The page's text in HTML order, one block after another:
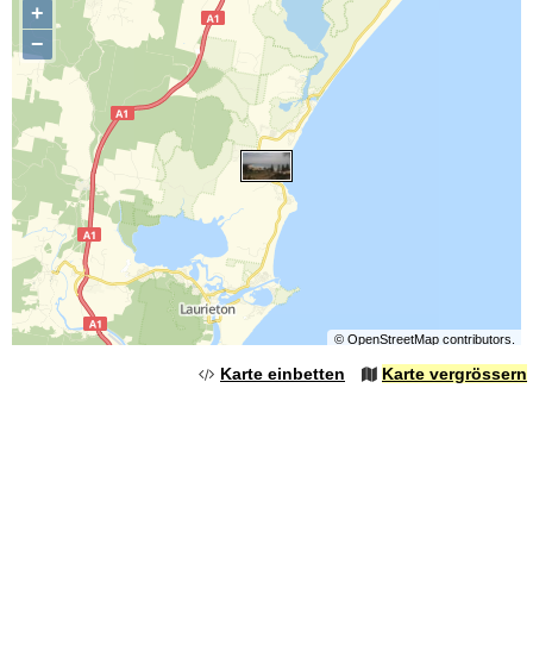
+
−
© OpenStreetMapcontributors.
Karte einbetten Karte vergrössern